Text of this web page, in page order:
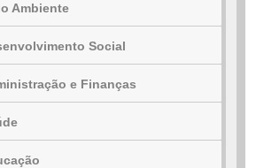
Ambiente
Social
e Finanças